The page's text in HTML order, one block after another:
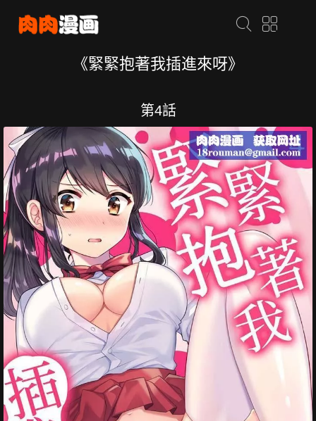
《緊緊抱著我插進來呀》
第4話